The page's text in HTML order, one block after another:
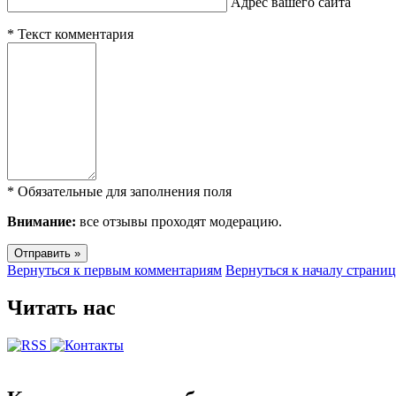
* Текст комментария
* Обязательные для заполнения поля
Внимание: все отзывы проходят модерацию.
Вернуться к первым комментариям Вернуться к началу
Читать нас